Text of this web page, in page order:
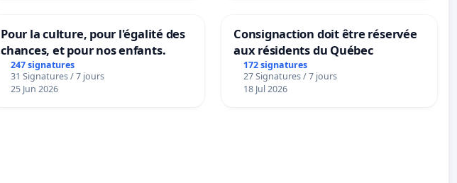
Pour la culture, pour l'égalité des
chances, et pour nos enfants.
247 signatures
31 Signatures / 7 jours
25 Jun 2026
Consignaction doit être réservée
aux résidents du Québec
172 signatures
27 Signatures / 7 jours
18 Jul 2026